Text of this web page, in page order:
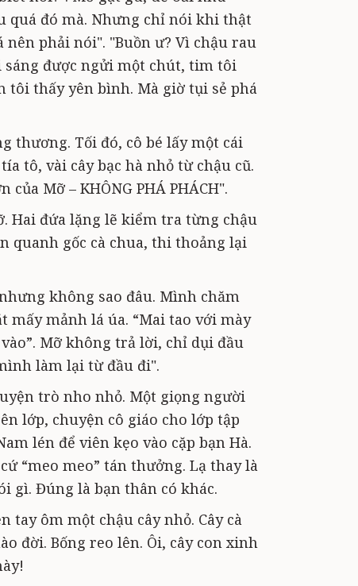
quá đó mà. Nhưng chỉ nói khi thật
phải nói". "Buồn ư? Vì chậu rau
được ngửi một chút, tim tôi
tôi thấy yên bình. Mà giờ tụi sẻ phá
thương. Tối đó, cô bé lấy một cái
tô, vài cây bạc hà nhỏ từ chậu cũ.
Mỡ – KHÔNG PHÁ PHÁCH".
Hai đứa lặng lẽ kiểm tra từng chậu
quanh gốc cà chua, thi thoảng lại
không sao đâu. Mình chăm
mấy mảnh lá úa. “Mai tao với mày
Mỡ không trả lời, chỉ dụi đầu
làm lại từ đầu đi".
trò nho nhỏ. Một giọng người
lớp, chuyện cô giáo cho lớp tập
lén để viên kẹo vào cặp bạn Hà.
“meo meo” tán thưởng. Lạ thay là
gì. Đúng là bạn thân có khác.
tay ôm một chậu cây nhỏ. Cây cà
đời. Bống reo lên. Ôi, cây con xinh